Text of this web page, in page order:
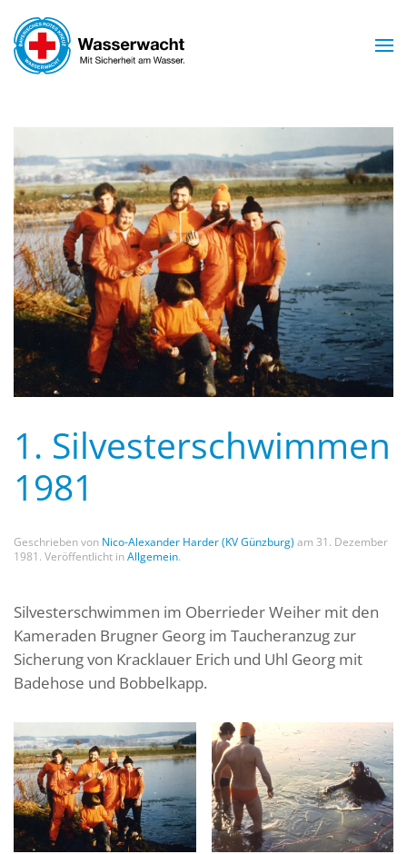
Skip to main content
1. Silvesterschwimmen
1981
Geschrieben von Nico-Alexander Harder (KV Günzburg) am 31. Dezember
1981 . Veröffentlicht inAllgemein.
Silvesterschwimmen im Oberrieder Weiher mit den
Kameraden Brugner Georg im Taucheranzug zur
Sicherung von Kracklauer Erich und Uhl Georg mit
Badehose und Bobbelkapp.